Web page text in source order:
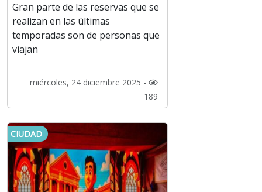
Gran parte de las reservas que se
realizan en las últimas
temporadas son de personas que
viajan
miércoles, 24 diciembre 2025 -
189
CIUDAD